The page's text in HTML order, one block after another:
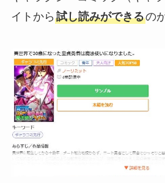
イトから 試し読みができるの